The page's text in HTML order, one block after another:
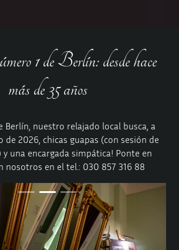
1 de Berlín: desde hace
más de 35 años
Berlín, nuestro relajado local busca, a
2026, chicas guapas (con sesión de
una encargada simpática! Ponte en
nosotros en el tel.: 030 857 316 88